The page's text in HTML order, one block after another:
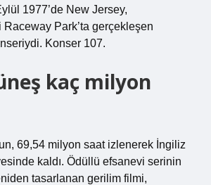
1977’de New Jersey,
Raceway Park’ta gerçekleşen
Konser 107.
kaç milyon
69,54 milyon saat izlenerek İngiliz
kaldı. Ödüllü efsanevi serinin
tasarlanan gerilim filmi,